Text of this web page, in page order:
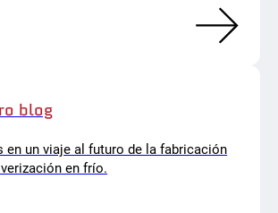
blog
en un viaje al futuro de la fabricación
en frío.